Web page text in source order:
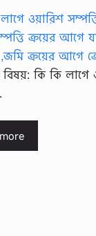
কি কি লাগে